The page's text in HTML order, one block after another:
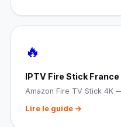
🔥
IPTV Fire Stick France
Amazon Fire TV Stick 4K
Lire le guide →